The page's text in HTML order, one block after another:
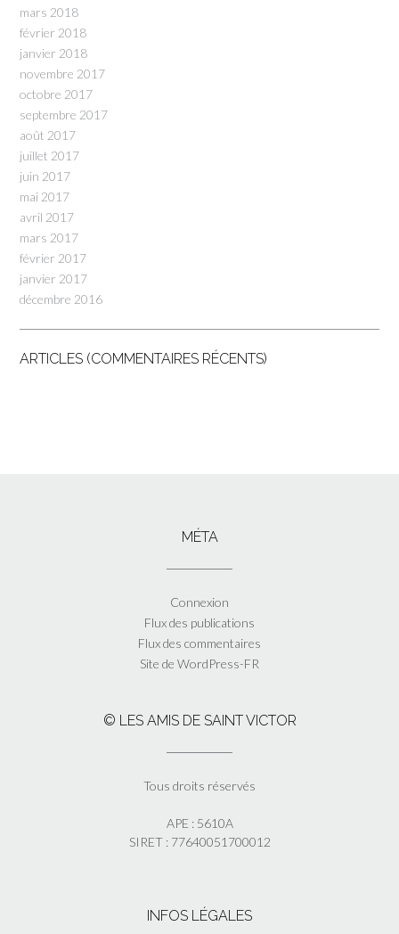
mars 2018
février 2018
janvier 2018
novembre 2017
octobre 2017
septembre 2017
août 2017
juillet 2017
juin 2017
mai 2017
avril 2017
mars 2017
février 2017
janvier 2017
décembre 2016
ARTICLES (COMMENTAIRES RÉCENTS)
MÉTA
Connexion
Flux des publications
Flux des commentaires
Site de WordPress-FR
© LES AMIS DE SAINT VICTOR
Tous droits réservés
APE : 5610A
SIRET : 77640051700012
INFOS LÉGALES